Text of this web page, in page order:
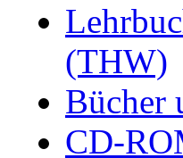
(THW)
Bücher
CD-